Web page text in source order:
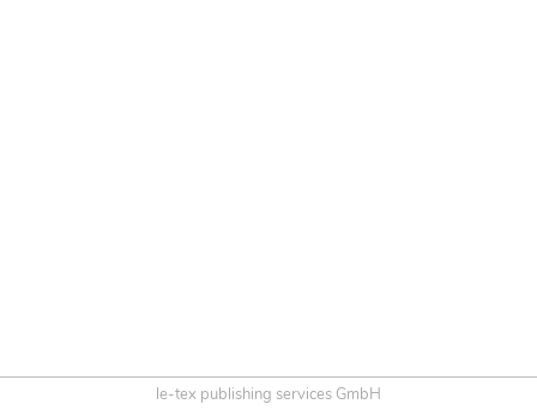
le-tex publishing services GmbH